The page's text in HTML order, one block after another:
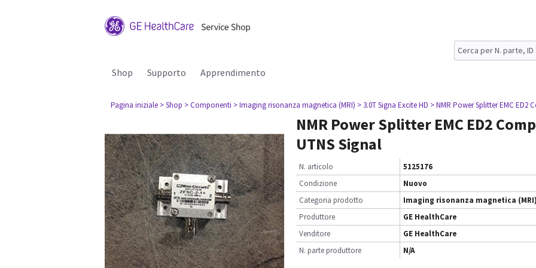
Shop Supporto Apprendimento
Pagina iniziale > Shop > Componenti > Imaging risonanza magnetica (MRI) > 3.0T Signa Excite HD > NMR Power Splitter EMC ED2
NMR Power Splitter EMC ED2
UTNS Signal
N. articolo
5125176
Condizione
Nuovo
Categoria prodotto
Imaging risonanza magnetica
Produttore
GE HealthCare
Venditore
GE HealthCare
N. parte produttore
N/A